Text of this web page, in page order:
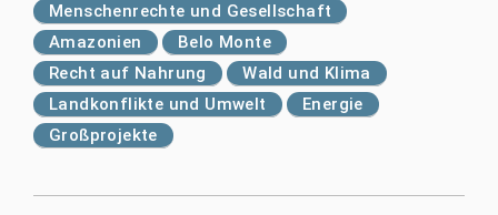
Menschenrechte und Gesellschaft
Amazonien
Belo Monte
Recht auf Nahrung
Wald und Klima
Landkonflikte und Umwelt
Energie
Großprojekte